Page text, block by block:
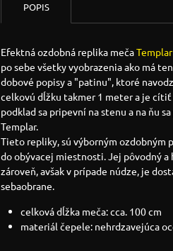
POPIS
Efektná ozdobná replika mečaTemplar
po sebe všetky vyobrazenia ako má
dobové popisy a "patinu", ktoré
celkovú dĺžku takmer 1 meter a je
podklad sa pripevní na stenu a na ňu
Templar.
Tieto repliky, sú výborným ozdobným
do obývacej miestnosti. Jej pôvodný a
zároveň, avšak v prípade núdze, je
sebaobrane.
celková dĺžka meča: cca. 100 cm
materiál čepele: nehrdzavejúca